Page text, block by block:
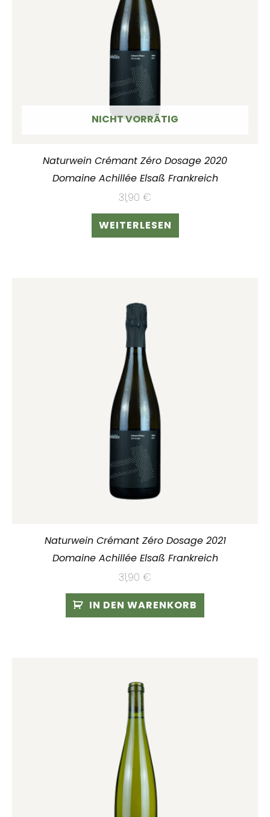
NICHT VORRÄTIG
Naturwein Crémant Zéro Dosage 2020
Domaine Achillée Elsaß Frankreich
31,90 €
WEITERLESEN
Naturwein Crémant Zéro Dosage 2021
Domaine Achillée Elsaß Frankreich
31,90 €
IN DEN WARENKORB